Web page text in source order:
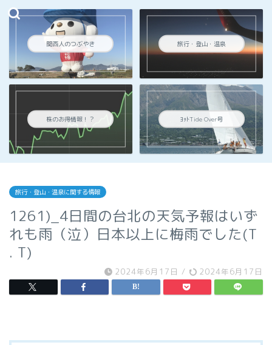
関西人のつぶやき 旅行・登山・温泉
株のお得情報！？ ﾖｯﾄTide Over号
旅行・登山・温泉に関する情報
1261)_4日間の台北の天気予報はいず
れも雨（泣）日本以上に梅雨でした(T
. T)
2024年6月17日 / 2024年6月17日